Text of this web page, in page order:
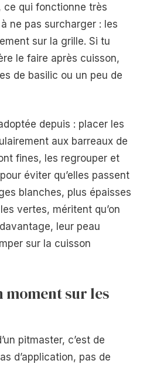
ce qui fonctionne très
ne pas surcharger : les
sur la grille. Si tu
le faire après cuisson,
de basilic ou un peu de
depuis : placer les
aux barreaux de
fines, les regrouper et
éviter qu’elles passent
blanches, plus épaisses
vertes, méritent qu’on
leur peau
sur la cuisson
moment sur les
pitmaster, c’est de
d’application, pas de